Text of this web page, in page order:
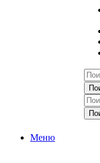
Меню